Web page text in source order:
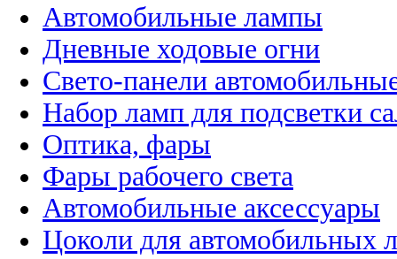
Автомобильные лампы
Дневные ходовые огни
Свето-панели
Набор ламп для подсветки
Оптика, фары
Фары рабочего света
Автомобильные аксессуары
Цоколи для автомобильных